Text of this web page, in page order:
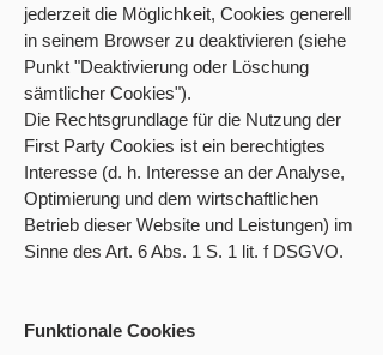
jederzeit die Möglichkeit, Cookies generell
in seinem Browser zu deaktivieren (siehe
Punkt "Deaktivierung oder Löschung
sämtlicher Cookies").
Die Rechtsgrundlage für die Nutzung der
First Party Cookies ist ein berechtigtes
Interesse (d. h. Interesse an der Analyse,
Optimierung und dem wirtschaftlichen
Betrieb dieser Website und Leistungen) im
Sinne des Art. 6 Abs. 1 S. 1 lit. f DSGVO.
Funktionale Cookies